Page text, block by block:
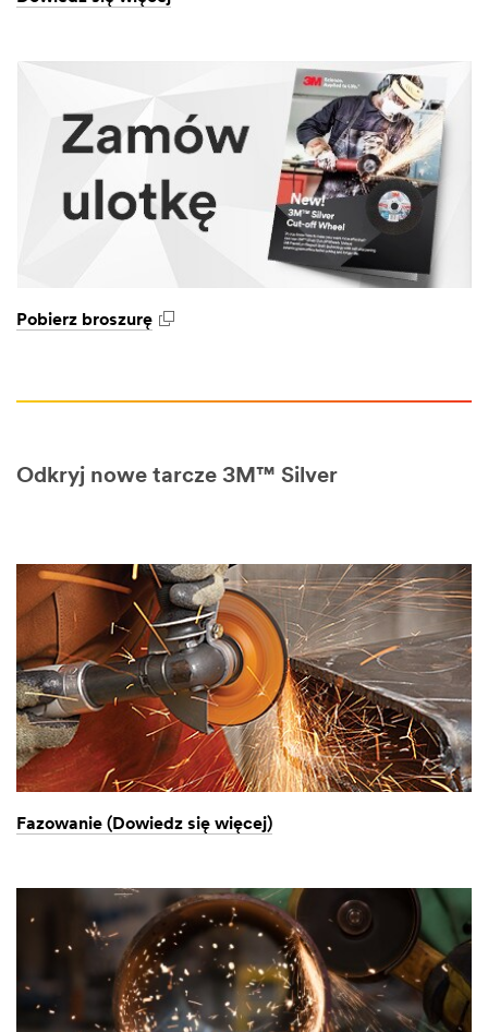
Pobierz broszurę
Odkryj nowe tarcze 3M™ Silver
Fazowanie (Dowiedz się więcej)